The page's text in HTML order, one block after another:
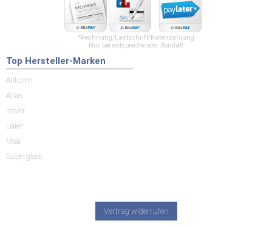
*Rechnung/Lastschrift/Ratenzahlung
Nur bei entsprechender Bonität!
Top Hersteller-Marken
Allform
Atlas
Isover
Laier
Mea
Superglass
Vertrag widerrufen